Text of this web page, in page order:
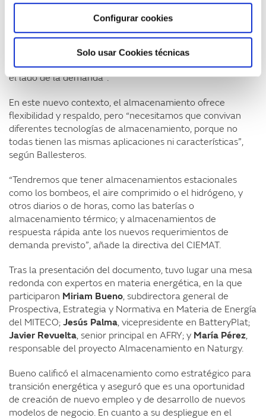
Configurar cookies
Solo usar Cookies técnicas
complejo”, explica Barrero. “Por un lado tenemos un mix
más renovable, más intermitente, y por otro lado tenemos
una demanda que hasta ahora era más predecible, pero
que con los nuevos usos previstos como el vehículo
eléctrico, va a introducir también una cierta volatilidad por
el lado de la demanda”.
En este nuevo contexto, el almacenamiento ofrece
flexibilidad y respaldo, pero “necesitamos que convivan
diferentes tecnologías de almacenamiento, porque no
todas tienen las mismas aplicaciones ni características”,
según Ballesteros.
“Tendremos que tener almacenamientos estacionales
como los bombeos, el aire comprimido o el hidrógeno, y
otros diarios o de horas, como las baterías o
almacenamiento térmico; y almacenamientos de
respuesta rápida ante los nuevos requerimientos de
demanda previsto”, añade la directiva del CIEMAT.
Tras la presentación del documento, tuvo lugar una mesa
redonda con expertos en materia energética, en la que
participaron Miriam Bueno, subdirectora general de
Prospectiva, Estrategia y Normativa en Materia de Energía
del MITECO; Jesús Palma, vicepresidente en BatteryPlat;
Javier Revuelta, senior principal en AFRY; y María Pérez,
responsable del proyecto Almacenamiento en Naturgy.
Bueno calificó el almacenamiento como estratégico para
transición energética y aseguró que es una oportunidad
de creación de nuevo empleo y de desarrollo de nuevos
modelos de negocio. En cuanto a su despliegue en el